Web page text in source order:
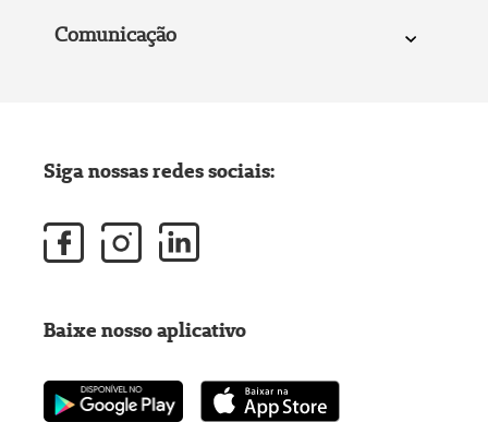
Comunicação
Siga nossas redes sociais:
Baixe nosso aplicativo